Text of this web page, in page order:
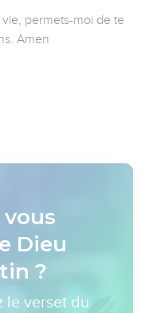
permets-moi de te
Amen
Dieu
?
le verset du